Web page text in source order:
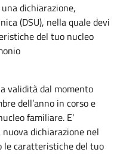
dichiarazione,
(DSU), nella quale devi
del tuo nucleo
validità dal momento
dell’anno in corso e
familiare. E’
dichiarazione nel
le caratteristiche del tuo